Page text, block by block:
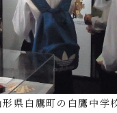
県白鷹町の白鷹中学